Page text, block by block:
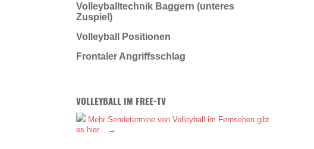
Volleyballtechnik Baggern (unteres
Zuspiel)
Volleyball Positionen
Frontaler Angriffsschlag
VOLLEYBALL IM FREE-TV
Mehr Sendetermine von Volleyball im Fernsehen gibt
es hier... →